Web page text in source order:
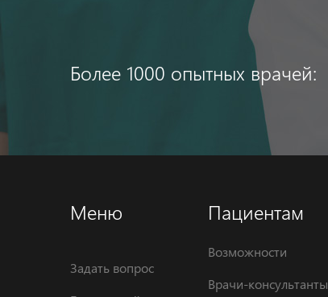
Более 1000 опытных врачей:
Меню
Задать вопрос
Пациентам
Возможности
Врачи-консультанты